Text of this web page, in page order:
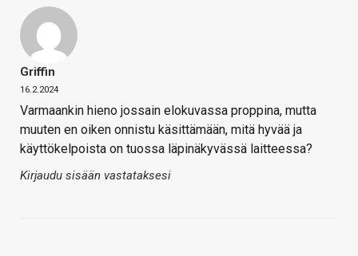
Griffin
16.2.2024
Varmaankin hieno jossain elokuvassa proppina, mutta
muuten en oiken onnistu käsittämään, mitä hyvää ja
käyttökelpoista on tuossa läpinäkyvässä laitteessa?
Kirjaudu sisään vastataksesi